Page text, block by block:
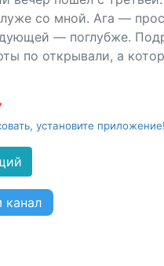
со мной. Ага —
— поглубже.
по открывали, а
установите приложение!
канал